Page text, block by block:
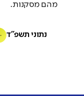
מהם מסקנות.
נתוני תשפ"ד